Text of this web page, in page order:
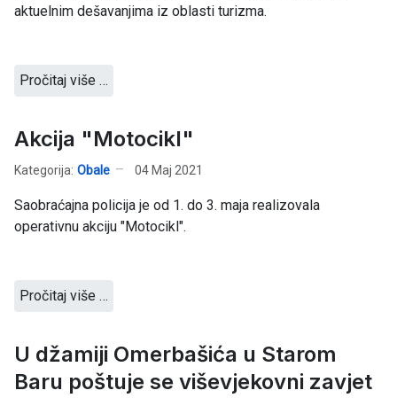
aktuelnim dešavanjima iz oblasti turizma.
Pročitaj više …
Akcija "Motocikl"
Kategorija: Obale 04 Maj 2021
Saobraćajna policija je od 1. do 3. maja realizovala
operativnu akciju "Motocikl".
Pročitaj više …
U džamiji Omerbašića u Starom
Baru poštuje se viševjekovni zavjet